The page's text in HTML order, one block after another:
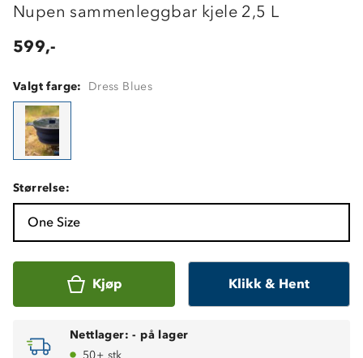
Nupen sammenleggbar kjele 2,5 L
599,-
Valgt farge: Dress Blues
Størrelse:
One Size
Kjøp Klikk & Hent
Nettlager: - på lager
50+ stk